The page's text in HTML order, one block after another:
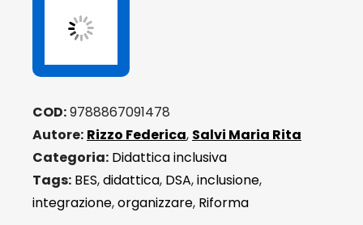
scuola
inclusiva
COD:9788867091478
Autore: Rizzo Federica, Salvi Maria Rita
Categoria: Didattica inclusiva
Tags: BES,didattica, DSA,inclusione,
integrazione,organizzare, Riforma